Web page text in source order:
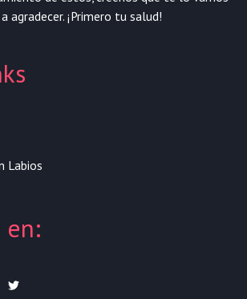
agradecer. ¡Primero tu salud!
Labios
en: